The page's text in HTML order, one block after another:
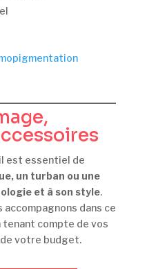
est essentiel de
un turban ou une
et à son style.
accompagnons dans ce
tenant compte de vos
votre budget.